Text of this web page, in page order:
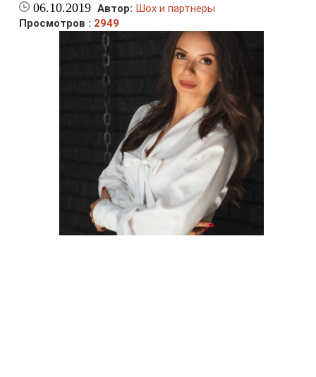
06.10.2019 Автор: Шох и партнеры
Просмотров : 2949